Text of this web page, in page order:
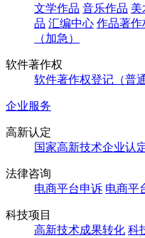
文学作品 音乐作品 美
品 汇编中心 作品著作
（加急）
软件著作权
软件著作权登记（普通
企业服务
高新认定
国家高新技术企业认
法律咨询
电商平台申诉 电商平
科技项目
高新技术成果转化 科